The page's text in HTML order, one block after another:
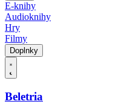
E-knihy
Audioknihy
Hry
Filmy
Doplnky
Beletria